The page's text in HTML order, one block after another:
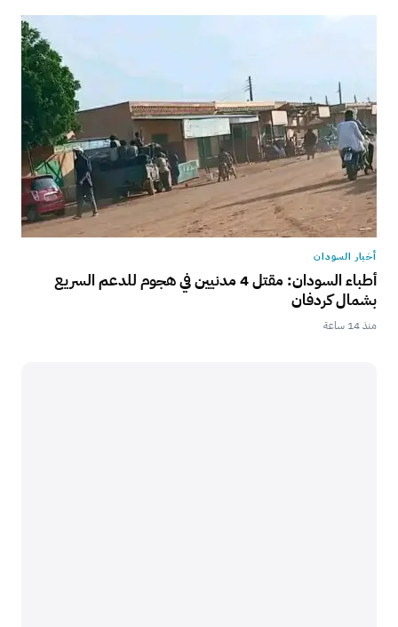
أخبار السودان
أطباء السودان: مقتل 4 مدنيين في هجوم للدعم السريع
بشمال كردفان
منذ 14 ساعة